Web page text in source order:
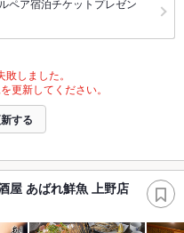
ペア宿泊チケットプレゼン
しました。
更新してください。
する
屋 あばれ鮮魚 上野店